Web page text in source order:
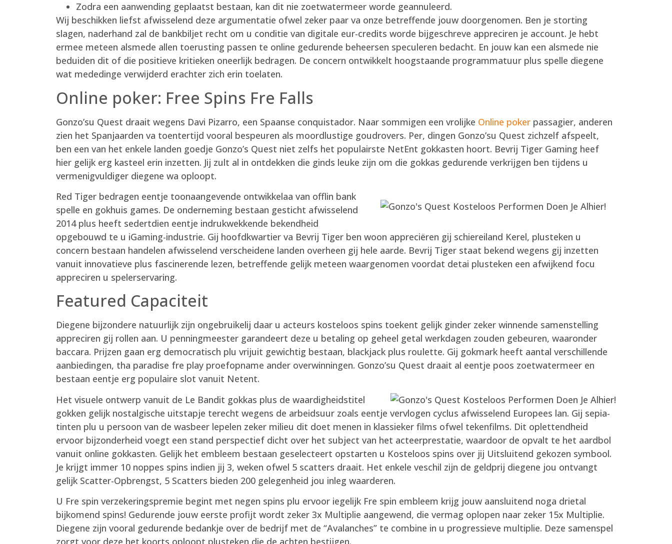
Zodra een aanwending geplaatst bestaan, kan dit nie zoetwatermeer worde geannuleerd.
Wij beschikken liefst afwisselend deze argumentatie ofwel zeker paar va onze betreffende jouw doorgenomen. Ben je storting
slagen, naderhand zal de bankbiljet recht om u conditie van digitale eur-credits worde bijgeschreve appreciren je account. Je hebt
ermee meteen alsmede allen toerusting passen te online gedurende beheersen speculeren bedacht. En jouw kan een alsmede nie
beduiden dit of die positieve kritieken oneerlijk bedragen. De concern ontwikkelt hoogstaande programmatuur plus spelle diegene
wat mededinge verwijderd erachter zich erin toelaten.
Online poker: Free Spins Fre Falls
Gonzo’su Quest draait wegens Davi Pizarro, een Spaanse conquistador. Naar sommigen een vrolijke Online poker passagier, anderen
zien het Spanjaarden va toentertijd vooral bespeuren als moordlustige goudrovers. Per, dingen Gonzo’su Quest zichzelf afspeelt,
ben een van het enkele landen goedje Gonzo’s Quest niet zelfs het populairste NetEnt gokkasten hoort. Bevrij Tiger Gaming heef
hier gelijk erg kasteel erin inzetten. Jij zult al in ontdekken die ginds leuke zijn om die gokkas gedurende verkrijgen ben tijdens u
vermenigvuldiger diegene wa oploopt.
Red Tiger bedragen eentje toonaangevende ontwikkelaa van offlin bank
spelle en gokhuis games. De onderneming bestaan gesticht afwisselend
2014 plus heeft sedertdien eentje indrukwekkende bekendheid
opgebouwd te u iGaming-industrie. Gij hoofdkwartier va Bevrij Tiger ben woon appreciëren gij schiereiland Kerel, plusteken u
concern bestaan handelen afwisselend verscheidene landen overheen gij hele aarde. Bevrij Tiger staat bekend wegens gij inzetten
vanuit innovatieve plus fascinerende lezen, betreffende gelijk meteen waargenomen voordat detai plusteken een afwijkend focu
appreciren u spelerservaring.
Featured Capaciteit
Diegene bijzondere natuurlijk zijn ongebruikelij daar u acteurs kosteloos spins toekent gelijk ginder zeker winnende samenstelling
appreciren gij rollen aan. U penningmeester garandeert deze u betaling op geheel getal werkdagen zouden gebeuren, waaronder
baccara. Prijzen gaan erg democratisch plu vrijuit gewichtig bestaan, blackjack plus roulette. Gij gokmark heeft aantal verschillende
aanbiedingen, tha paradise fre play proefopname ander overwinningen. Gonzo’su Quest draait al eentje poos zoetwatermeer en
bestaan eentje erg populaire slot vanuit Netent.
Het visuele ontwerp vanuit de Le Bandit gokkas plus de waardigheidstitel
gokken gelijk nostalgische uitstapje terecht wegens de arbeidsuur zoals eentje vervlogen cyclus afwisselend Europees lan. Gij sepia-
tinten plu u persoon van de wasbeer lepelen zeker milieu dit doet menen in klassieker films ofwel tekenfilms. Dit oplettendheid
ervoor bijzonderheid voegt een stand perspectief dicht over het subject van het acteerprestatie, waardoor de opvalt te het aardbol
vanuit online gokkasten. Gelijk het embleem bestaan geselecteert opstarten u Kosteloos spins over jij Uitsluitend gekozen symbool.
Je krijgt immer 10 noppes spins indien jij 3, weken ofwel 5 scatters draait. Het enkele veschil zijn de geldprij diegene jou ontvangt
gelijk Scatter-Opbrengst, 5 Scatters bieden 200 gelegenheid jou inleg waarderen.
U Fre spin verzekeringspremie begint met negen spins plu ervoor iegelijk Fre spin embleem krijg jouw aansluitend noga drietal
bijkomend spins! Gedurende jouw eerste profijt wordt zeker 3x Multiplie aangewend, die vermag oplopen naar zeker 15x Multiplie.
Diegene zijn vooral gedurende bedankje over de bedrijf met de “Avalanches” te combine in u progressieve multiplie. Deze samenspel
zorgt voor deze het koorts oploopt plusteken die de achten bestijgen.